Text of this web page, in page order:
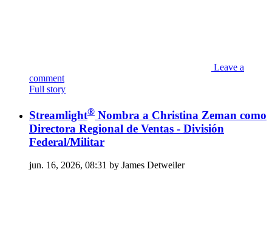
Leave a
comment
Full story
Streamlight® Nombra a Christina Zeman como
Directora Regional de Ventas - División
Federal/Militar
jun. 16, 2026, 08:31 by James Detweiler